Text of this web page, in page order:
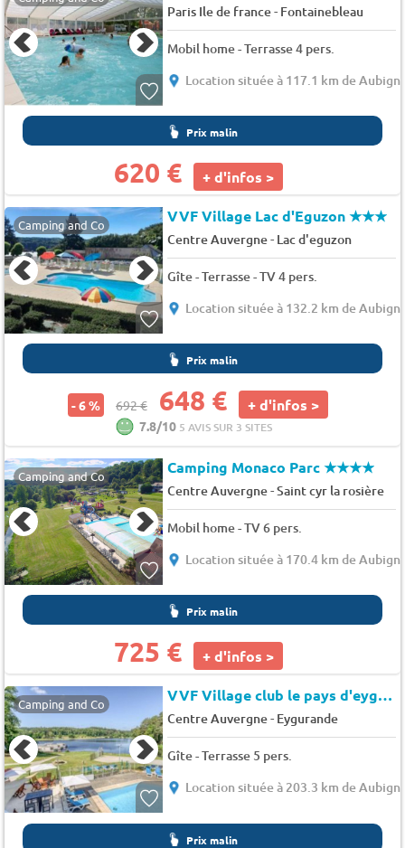
Paris Ile de france- Fontainebleau
Mobil home - Terrasse 4 pers.
Location située à 117.1 km de
Prix malin
620 € + d'infos >
Camping and Co VVF Village Lac d'Eguzon★★★
Centre Auvergne- Lac d'eguzon
Gîte - Terrasse - TV 4 pers.
Location située à 132.2 km de
Prix malin
- 6 % 692 € 648 € + d'infos >
7.8/10 5 AVIS SUR 3 SITES
Camping and Co Camping Monaco Parc★★★★
Centre Auvergne-Saint cyr la rosière
Mobil home - TV 6 pers.
Location située à 170.4 km de
Prix malin
725 € + d'infos >
Camping and Co VVF Village club le pays d'eygurande
Centre Auvergne- Eygurande
Gîte - Terrasse 5 pers.
Location située à 203.3 km de
Prix malin